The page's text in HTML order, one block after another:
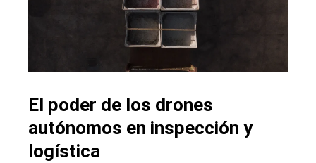
El poder de los drones
autónomos en inspección y
logística